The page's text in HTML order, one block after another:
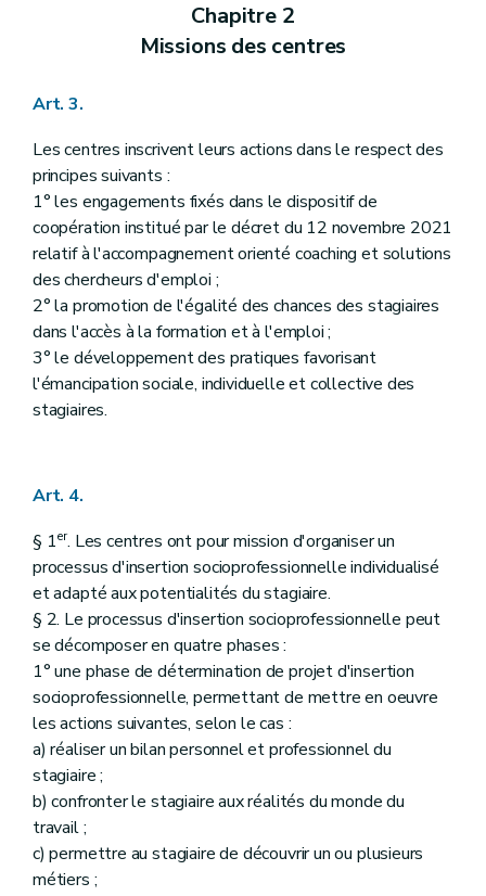
Chapitre 2
Missions des centres
Art. 3.
Les centres inscrivent leurs actions dans le respect des
principes suivants :
1° les engagements fixés dans le dispositif de
coopération institué par le décret du 12 novembre 2021
relatif à l'accompagnement orienté coaching et solutions
des chercheurs d'emploi ;
2° la promotion de l'égalité des chances des stagiaires
dans l'accès à la formation et à l'emploi ;
3° le développement des pratiques favorisant
l'émancipation sociale, individuelle et collective des
stagiaires.
Art. 4.
§ 1er. Les centres ont pour mission d'organiser un
processus d'insertion socioprofessionnelle individualisé
et adapté aux potentialités du stagiaire.
§ 2. Le processus d'insertion socioprofessionnelle peut
se décomposer en quatre phases :
1° une phase de détermination de projet d'insertion
socioprofessionnelle, permettant de mettre en oeuvre
les actions suivantes, selon le cas :
a) réaliser un bilan personnel et professionnel du
stagiaire ;
b) confronter le stagiaire aux réalités du monde du
travail ;
c) permettre au stagiaire de découvrir un ou plusieurs
métiers ;